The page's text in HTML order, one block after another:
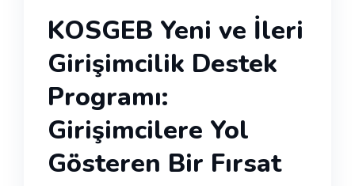
KOSGEB Yeni ve İleri
Girişimcilik Destek
Programı:
Girişimcilere Yol
Gösteren Bir Fırsat